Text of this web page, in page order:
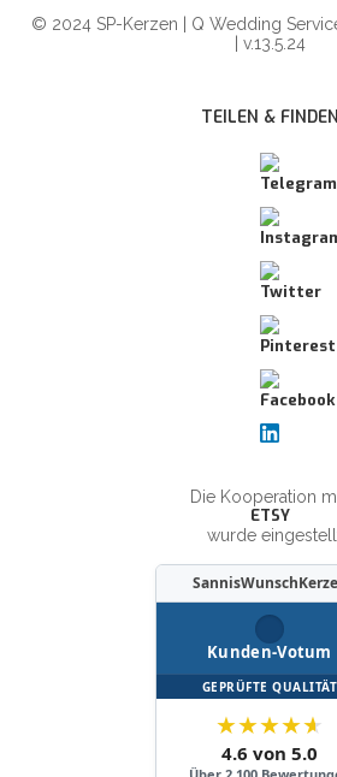
© 2024 SP-Kerzen | Q Wedding
| v.13.5.24
TEILEN & FINDEN
Die Kooperation
ETSY
wurde
Kunden-Votum
GEPRÜFTE QUALITÄT
★★★★★
4.6 von 5.0